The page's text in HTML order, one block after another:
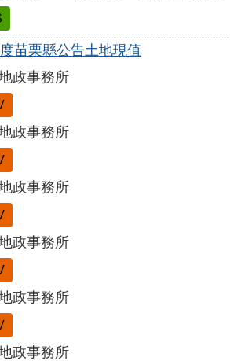
苗栗縣公告土地現值
政事務所
政事務所
政事務所
政事務所
政事務所
政事務所